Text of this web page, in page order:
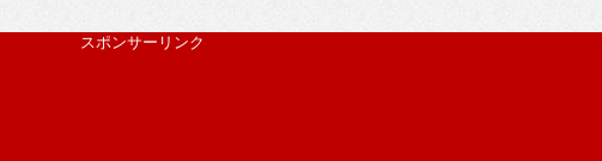
スポンサーリンク